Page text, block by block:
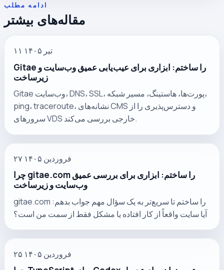
ادامه مطلب
مقاله‌های بیشتر
۱۱ تیر ۱۴۰۵
Gitae را ساختم: ابزاری برای عیب‌یابی عمیق وب‌سایت و
زیرساخت
Gitae وب‌سایت، DNS، SSL، پورت‌ها، هاستینگ، مسیر شبکه،
ping، traceroute، نشانه‌های CMS و دسترس‌پذیری را از
سرورهای VDS خارجی بررسی می‌کند.
۲۷ فروردین ۱۴۰۵
چرا gitae.com را ساختم: ابزاری برای بررسی عمیق
وب‌سایت و زیرساخت
gitae.com را ساختم تا سریع‌تر به یک سؤال مهم جواب بدهم:
آیا سایت واقعاً از کار افتاده یا مشکل فقط از سمت من است؟
۲۵ فروردین ۱۴۰۵